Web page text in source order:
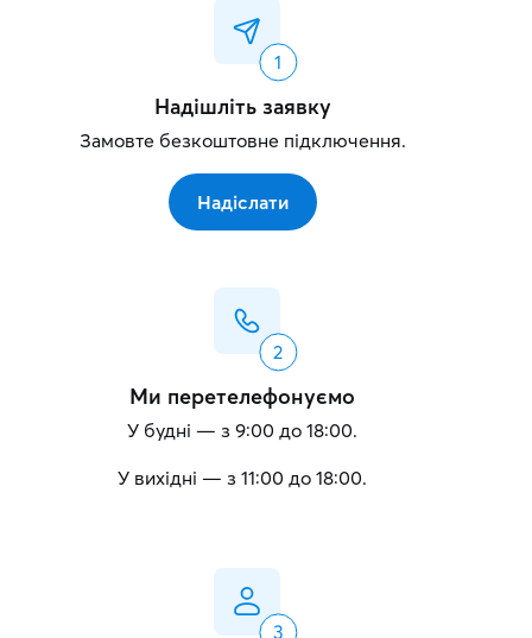
Надішліть заявку
Замовте безкоштовне підключення.
Надіслати
Ми перетелефонуємо
У будні — з 9:00 до 18:00.
У вихідні — з 11:00 до 18:00.